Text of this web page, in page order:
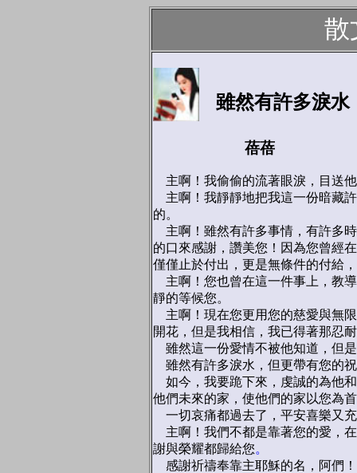
散
雖然有許多淚水
蓓蓓
主啊！我偷偷的流著眼淚，目送
主啊！我靜靜地把我這一份暗藏
的。
主啊！雖然有許多事情，有許多
的口來感謝，讚美您！因為您曾經
僅僅止於付出，更是無條件的付給
主啊！您也曾在這一件事上，教
靜的等候您。
主啊！現在您更用您的慈愛與無
開花，但是我相信，我已得著那忍
雖然這一份愛情不被他知道，但
雖然有許多淚水，但更帶有您的
如今，我要跪下來，虔誠的為他
他們未來的家，使他們的家以您為
一切哀痛都過去了，平安喜樂又
主啊！我們不都是靠著您的愛，
謝與榮耀都歸給您。
感謝祈禱奉靠主耶穌的名，阿們！